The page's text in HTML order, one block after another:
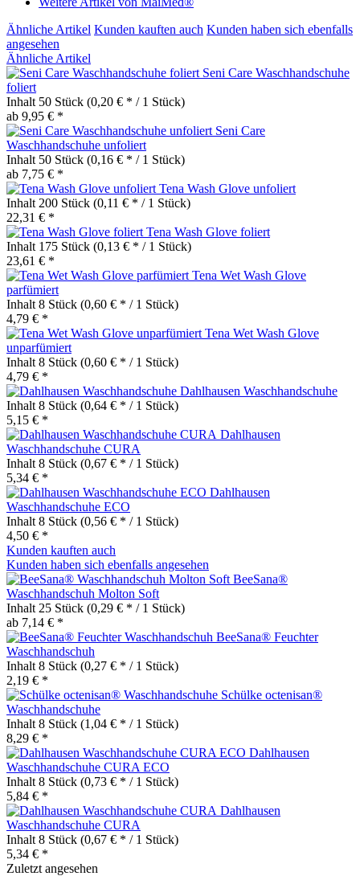
Ähnliche Artikel Kunden kauften auch Kunden haben sich ebenfalls
angesehen
Ähnliche Artikel
Seni Care Waschhandschuhe
foliert
Inhalt 50 Stück (0,20 € * / 1 Stück)
ab 9,95 € *
Seni Care
Waschhandschuhe unfoliert
Inhalt 50 Stück (0,16 € * / 1 Stück)
ab 7,75 € *
Tena Wash Glove unfoliert
Inhalt 200 Stück (0,11 € * / 1 Stück)
22,31 € *
Tena Wash Glove foliert
Inhalt 175 Stück (0,13 € * / 1 Stück)
23,61 € *
Tena Wet Wash Glove
parfümiert
Inhalt 8 Stück (0,60 € * / 1 Stück)
4,79 € *
Tena Wet Wash Glove
unparfümiert
Inhalt 8 Stück (0,60 € * / 1 Stück)
4,79 € *
Dahlhausen Waschhandschuhe
Inhalt 8 Stück (0,64 € * / 1 Stück)
5,15 € *
Dahlhausen
Waschhandschuhe CURA
Inhalt 8 Stück (0,67 € * / 1 Stück)
5,34 € *
Dahlhausen
Waschhandschuhe ECO
Inhalt 8 Stück (0,56 € * / 1 Stück)
4,50 € *
Kunden kauften auch
Kunden haben sich ebenfalls angesehen
BeeSana®
Waschhandschuh Molton Soft
Inhalt 25 Stück (0,29 € * / 1 Stück)
ab 7,14 € *
BeeSana® Feuchter
Waschhandschuh
Inhalt 8 Stück (0,27 € * / 1 Stück)
2,19 € *
Schülke octenisan®
Waschhandschuhe
Inhalt 8 Stück (1,04 € * / 1 Stück)
8,29 € *
Dahlhausen
Waschhandschuhe CURA ECO
Inhalt 8 Stück (0,73 € * / 1 Stück)
5,84 € *
Dahlhausen
Waschhandschuhe CURA
Inhalt 8 Stück (0,67 € * / 1 Stück)
5,34 € *
Zuletzt angesehen